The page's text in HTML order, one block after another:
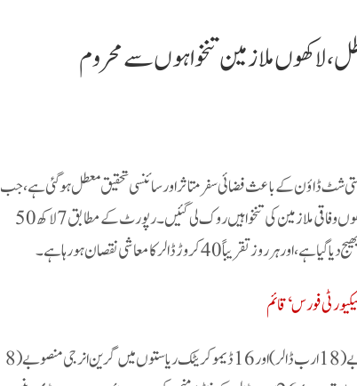
لاکھوں ملازمین تنخواہوں سے محروم
شٹ ڈاؤن کے باعث فضائی سفر متاثر اور سائنسی تحقیق معطل ہوگئی ہے، جب
کہ اہم محکموں کے بند ہونے سے امریکی فوجیوں اور لاکھوں وفاقی ملازمین کی تنخواہیں روک لی گئیں۔ رپورٹ کے مطابق 7 لاکھ 50
40 کروڑ ڈالر کا معاشی نقصان ہورہا ہے۔
فورس‘ قائم
شٹ ڈاؤن کی زد میں آنے والے پروگراموں میں نیویارک کے ٹرانزٹ منصوبے (18 ارب ڈالر) اور 16 ڈیموکریٹک ریاستوں میں گرین انرجی منصوبے (8